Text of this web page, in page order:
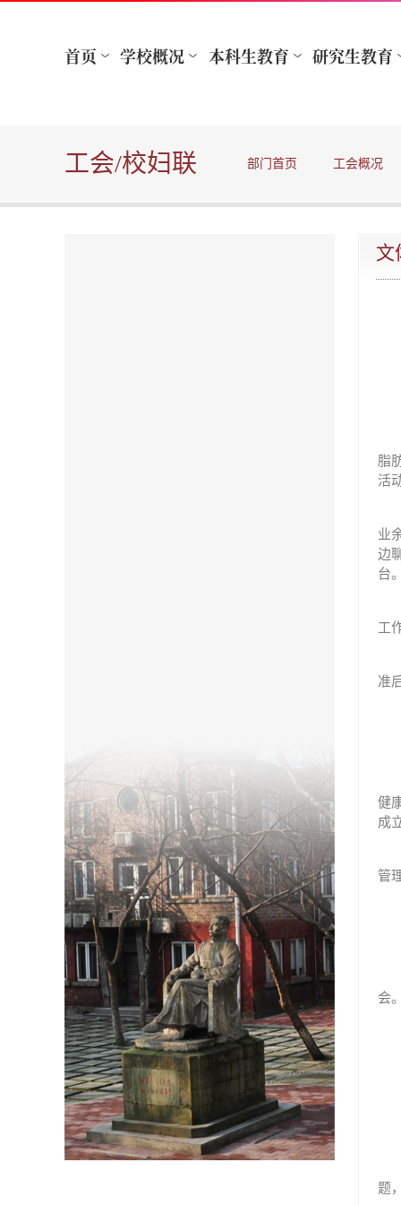
工会/校妇联 部门首页 工会概况
文
脂
活
业
边
台
工
准
健
成
管
会
题